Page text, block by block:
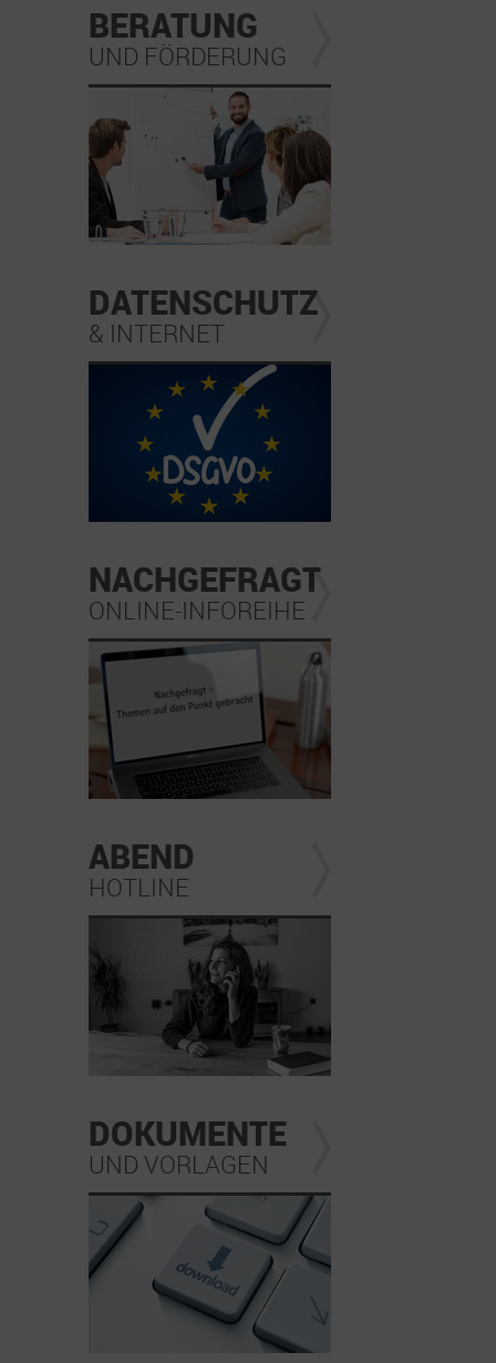
BERATUNG
UND FÖRDERUNG
DATENSCHUTZ
& INTERNET
NACHGEFRAGT
ONLINE-INFOREIHE
ABEND
HOTLINE
DOKUMENTE
UND VORLAGEN